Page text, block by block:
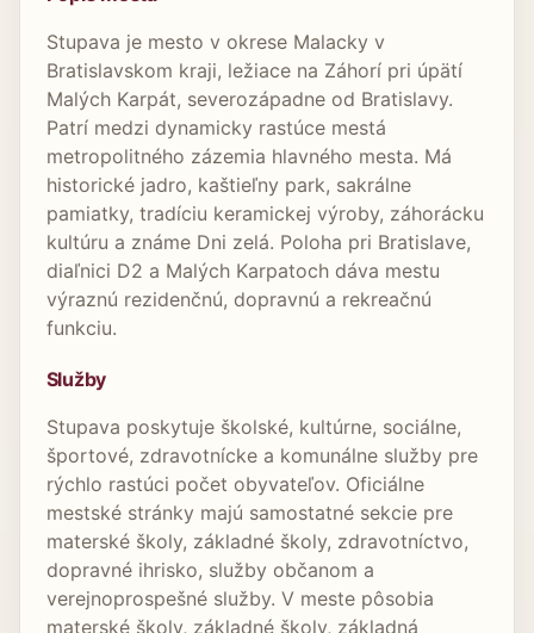
Stupava je mesto v okrese Malacky v
Bratislavskom kraji, ležiace na Záhorí pri úpätí
Malých Karpát, severozápadne od Bratislavy.
Patrí medzi dynamicky rastúce mestá
metropolitného zázemia hlavného mesta. Má
historické jadro, kaštieľny park, sakrálne
pamiatky, tradíciu keramickej výroby, záhorácku
kultúru a známe Dni zelá. Poloha pri Bratislave,
diaľnici D2 a Malých Karpatoch dáva mestu
výraznú rezidenčnú, dopravnú a rekreačnú
funkciu.
Služby
Stupava poskytuje školské, kultúrne, sociálne,
športové, zdravotnícke a komunálne služby pre
rýchlo rastúci počet obyvateľov. Oficiálne
mestské stránky majú samostatné sekcie pre
materské školy, základné školy, zdravotníctvo,
dopravné ihrisko, služby občanom a
verejnoprospešné služby. V meste pôsobia
materské školy, základné školy, základná